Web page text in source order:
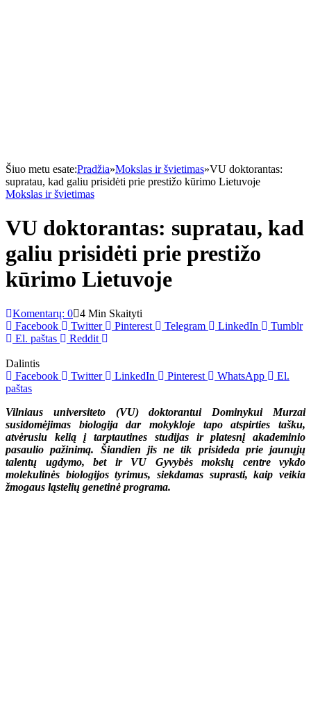
Šiuo metu esate:Pradžia»Mokslas ir švietimas»VU doktorantas:
supratau, kad galiu prisidėti prie prestižo kūrimo Lietuvoje
Mokslas ir švietimas
VU doktorantas: supratau, kad
galiu prisidėti prie prestižo
kūrimo Lietuvoje
Komentarų: 0 4 Min Skaityti
Facebook
Twitter Pinterest Telegram LinkedIn
Tumblr
El. paštas
Reddit
Dalintis
Facebook
Twitter LinkedIn Pinterest WhatsApp
El.
paštas
Vilniaus universiteto (VU) doktorantui Dominykui Murzai
susidomėjimas biologija dar mokykloje tapo atspirties tašku,
atvėrusiu kelią į tarptautines studijas ir platesnį akademinio
pasaulio pažinimą. Šiandien jis ne tik prisideda prie jaunųjų
talentų ugdymo, bet ir VU Gyvybės mokslų centre vykdo
molekulinės biologijos tyrimus, siekdamas suprasti, kaip veikia
žmogaus ląstelių genetinė programa.